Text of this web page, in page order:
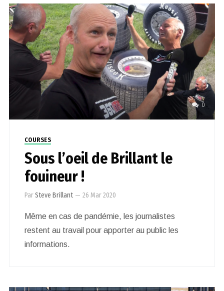
0
COURSES
Sous l’oeil de Brillant le
fouineur !
ParSteve Brillant — 26 Mar 2020
Même en cas de pandémie, les journalistes
restent au travail pour apporter au public les
informations.